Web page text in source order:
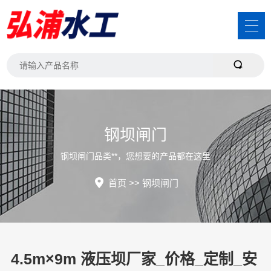
钢坝闸门
钢坝闸门品类**，您想要的产品都在这里
首页 >> 钢坝闸门
4.5m×9m 液压坝厂家_价格_定制_安